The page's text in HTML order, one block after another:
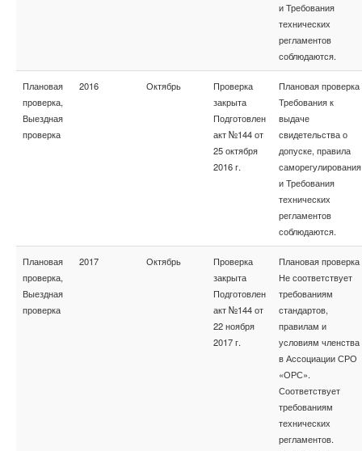
и Требования
технических
регламентов
соблюдаются.
Плановая
проверка,
Выездная
проверка
2016 Октябрь
Проверка
закрыта
Подготовлен
акт №144 от
25 октября
2016 г.
Плановая проверка
Требования к
выдаче
свидетельства о
допуске, правила
саморегулирования
и Требования
технических
регламентов
соблюдаются.
Плановая
проверка,
Выездная
проверка
2017 Октябрь
Проверка
закрыта
Подготовлен
акт №144 от
22 ноября
2017 г.
Плановая проверка
Не соответствует
требованиям
стандартов,
правилам и
условиям членства
в Ассоциации СРО
«ОРС».
Соответствует
требованиям
технических
регламентов.